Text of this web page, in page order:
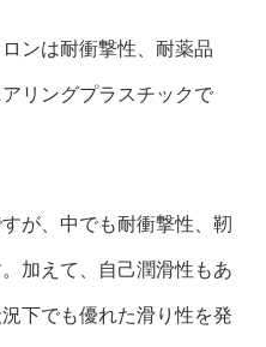
ンは耐衝撃性、耐薬品
リングプラスチックで
が、中でも耐衝撃性、靭
加えて、自己潤滑性もあ
下でも優れた滑り性を発